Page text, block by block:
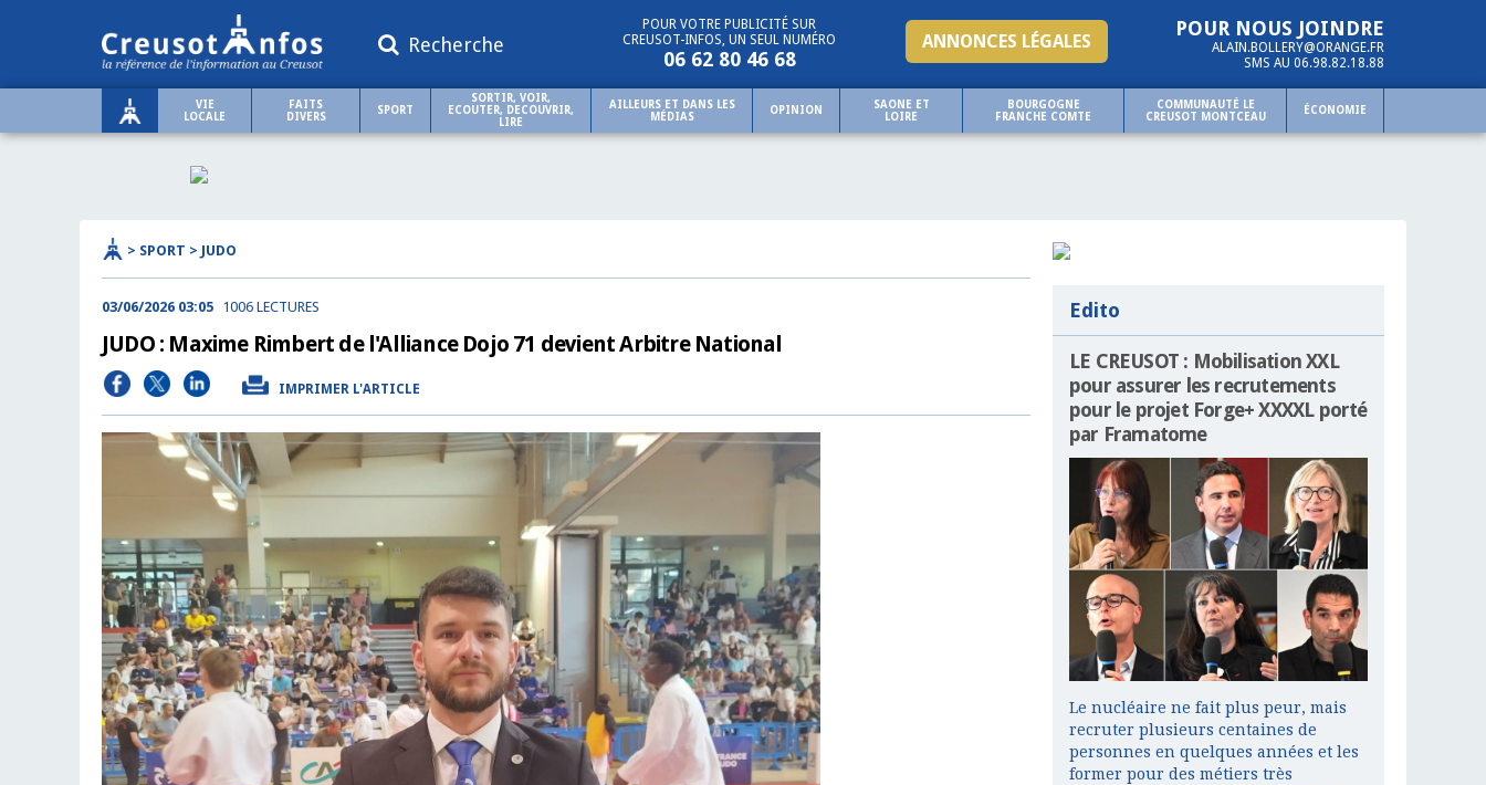
Recherche
POUR NOUS JOINDRE
ALAIN.BOLLERY@ORANGE.FR
SMS AU 06.98.82.18.88
ANNONCES LÉGALES
POUR VOTRE PUBLICITÉ SUR
CREUSOT-INFOS, UN SEUL NUMÉRO
06 62 80 46 68
VIE
LOCALE
FAITS
DIVERS
SPORT
SORTIR, VOIR,
ECOUTER, DECOUVRIR,
LIRE
AILLEURS ET DANS LES
MÉDIAS
OPINION
SAONE ET
LOIRE
BOURGOGNE
FRANCHE COMTE
COMMUNAUTÉ LE
CREUSOT MONTCEAU
ÉCONOMIE
> SPORT > JUDO
03/06/2026 03:05 1006 LECTURES
JUDO : Maxime Rimbert de l'Alliance Dojo 71 devient Arbitre National
IMPRIMER L'ARTICLE
Edito
LE CREUSOT : Mobilisation XXL
pour assurer les recrutements
pour le projet Forge+ XXXXL porté
par Framatome
Le nucléaire ne fait plus peur, mais
recruter plusieurs centaines de
personnes en quelques années et les
former pour des métiers très